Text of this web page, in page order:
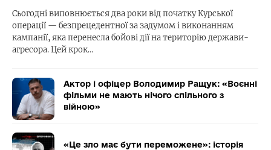
Сьогодні виповнюється два роки від початку Курської
операції — безпрецедентної за задумом і виконанням
кампанії, яка перенесла бойові дії на територію держави-
агресора. Цей крок…
Актор і офіцер Володимир Ращук: «Воєнні
фільми не мають нічого спільного з
війною»
«Це зло має бути переможене»: історія